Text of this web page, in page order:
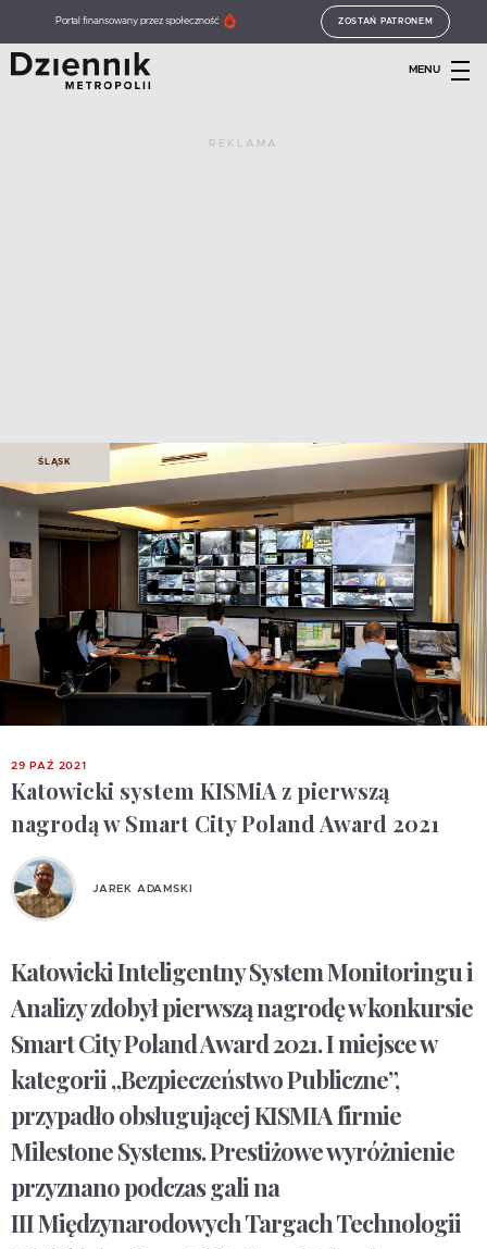
Portal finansowany przez społeczność ZOSTAŃ PATRONEM
MENU
REKLAMA
ŚLĄSK
29 PAŹ 2021
Katowicki system KISMiA z pierwszą
nagrodą w Smart City Poland Award 2021
JAREK ADAMSKI
Katowicki Inteligentny System Monitoringu i
Analizy zdobył pierwszą nagrodę w konkursie
Smart City Poland Award 2021. I miejsce w
kategorii „Bezpieczeństwo Publiczne”,
przypadło obsługującej KISMIA firmie
Milestone Systems. Prestiżowe wyróżnienie
przyznano podczas gali na
III Międzynarodowych Targach Technologii